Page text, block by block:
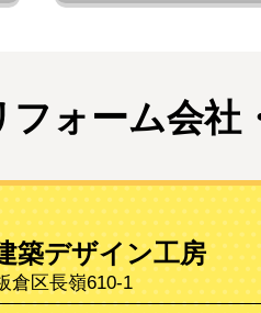
ォーム会社
築デザイン工房
倉区長嶺610-1